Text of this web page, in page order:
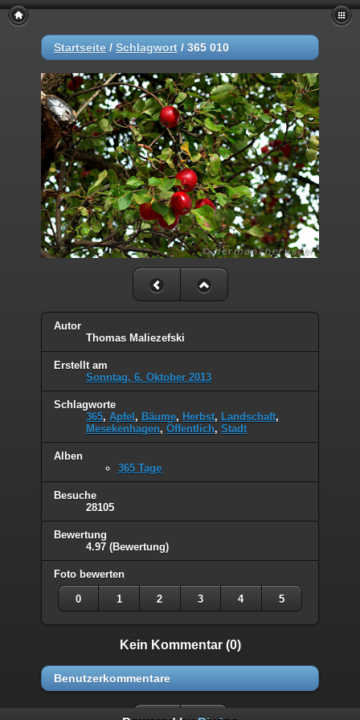
Startseite / Schlagwort / 365 010
Autor
Thomas Maliezefski
Erstellt am
Sonntag, 6. Oktober 2013
Schlagworte
365, Apfel , Bäume, Herbst, Landschaft,
Mesekenhagen, Öffentlich, Stadt
Alben
365 Tage
Besuche
28105
Bewertung
4.97 (Bewertung)
Foto bewerten
0 1 2 3 4 5
Kein Kommentar (0)
Benutzerkommentare